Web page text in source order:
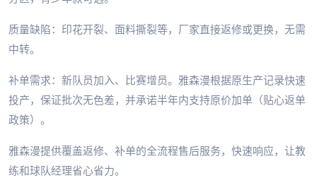
质量缺陷：印花开裂、面料撕裂等，厂家直接返修或更换，无需
中转。
补单需求：新队员加入、比赛增员。雅森漫根据原生产记录快速
投产，保证批次无色差，并承诺半年内支持原价加单（贴心返单
政策）。
雅森漫提供覆盖返修、补单的全流程售后服务，快速响应，让教
练和球队经理省心省力。